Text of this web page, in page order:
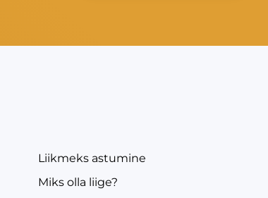
Liikmeks astumine
Miks olla liige?